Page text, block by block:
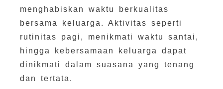
menghabiskan waktu berkualitas
bersama keluarga. Aktivitas seperti
rutinitas pagi, menikmati waktu santai,
hingga kebersamaan keluarga dapat
dinikmati dalam suasana yang tenang
dan tertata.